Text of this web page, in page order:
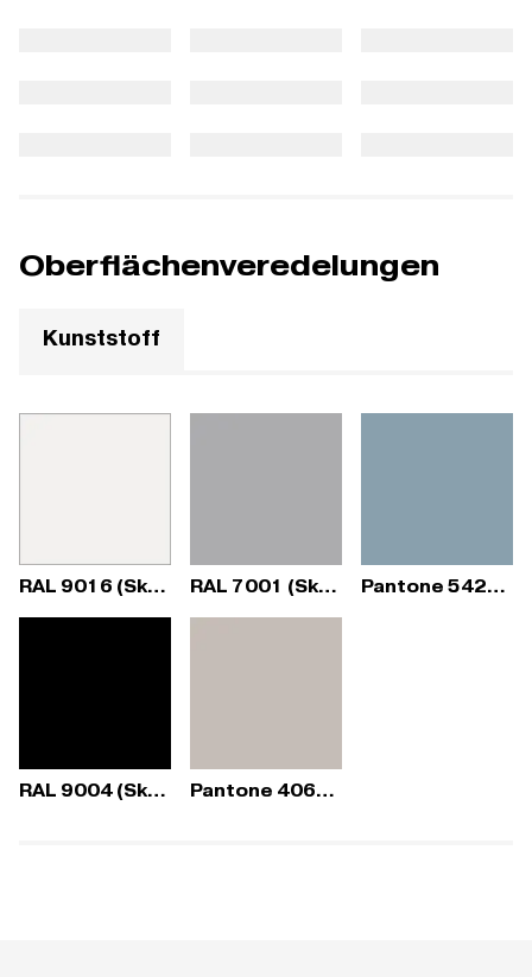
Oberflächenveredelungen
Kunststoff
RAL 9016 (Sky Fresh) RAL 7001 (Sky Fresh) Pantone 5425C (Sky Fresh)
RAL 9004 (Sky Fresh) Pantone 406C (Sky Fresh)